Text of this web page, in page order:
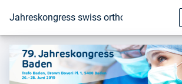
Zur Startseite
Jahreskongress swiss orthopaedics 2019